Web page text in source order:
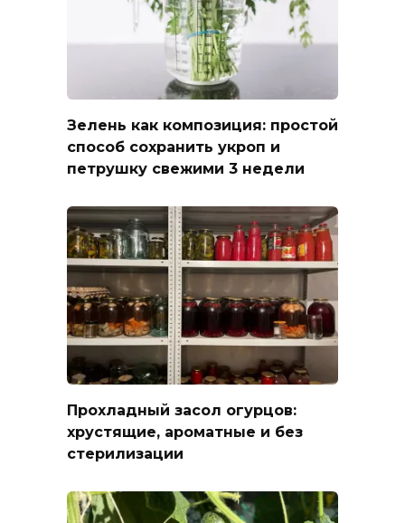
Зелень как композиция: простой
способ сохранить укроп и
петрушку свежими 3 недели
Прохладный засол огурцов:
хрустящие, ароматные и без
стерилизации